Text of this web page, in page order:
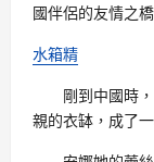
國伴侶的友情之
水箱精
剛到中國時
親的衣缽，成了